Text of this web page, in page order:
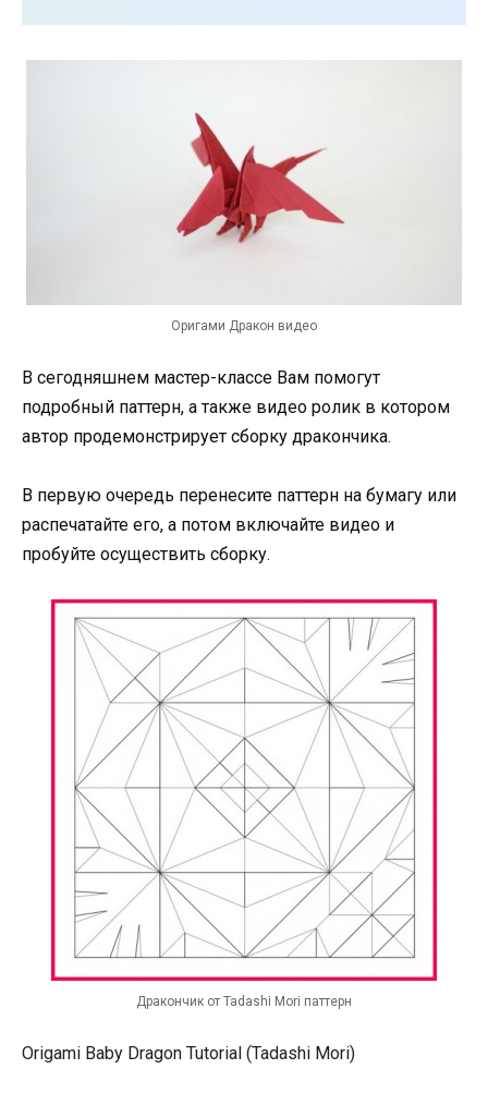
Оригами Дракон видео
В сегодняшнем мастер-классе Вам помогут
подробный паттерн, а также видео ролик в котором
автор продемонстрирует сборку дракончика.
В первую очередь перенесите паттерн на бумагу или
распечатайте его, а потом включайте видео и
пробуйте осуществить сборку.
Дракончик от Tadashi Mori паттерн
Origami Baby Dragon Tutorial (Tadashi Mori)